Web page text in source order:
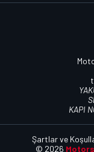
KAPI
© 2026
Şartlar ve